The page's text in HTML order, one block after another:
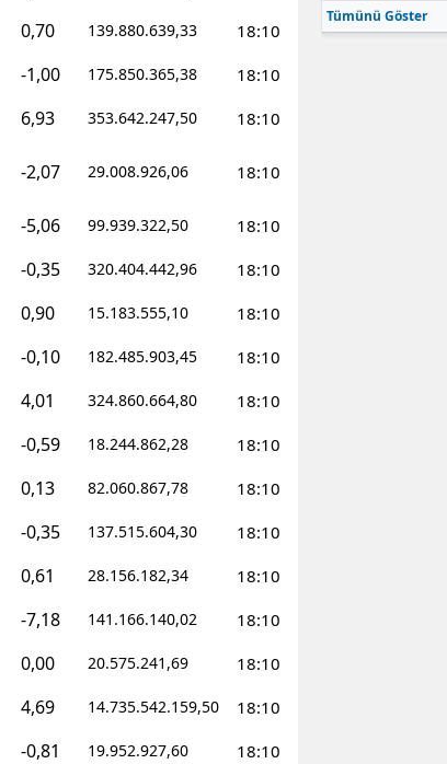
0,70 139.880.639,33 18:10
-1,00 175.850.365,38 18:10
6,93 353.642.247,50 18:10
-2,07 29.008.926,06 18:10
-5,06 99.939.322,50 18:10
-0,35 320.404.442,96 18:10
0,90 15.183.555,10 18:10
-0,10 182.485.903,45 18:10
4,01 324.860.664,80 18:10
-0,59 18.244.862,28 18:10
0,13 82.060.867,78 18:10
-0,35 137.515.604,30 18:10
0,61 28.156.182,34 18:10
-7,18 141.166.140,02 18:10
0,00 20.575.241,69 18:10
4,69 14.735.542.159,50 18:10
-0,81 19.952.927,60 18:10
Tümünü Göster